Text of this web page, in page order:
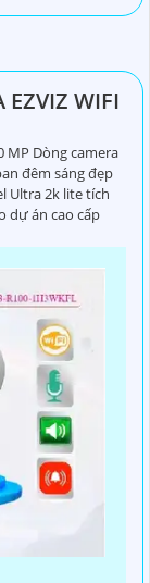
EZVIZ WIFI
MP Dòng camera
đêm sáng đẹp
Ultra 2k lite tích
dự án cao cấp